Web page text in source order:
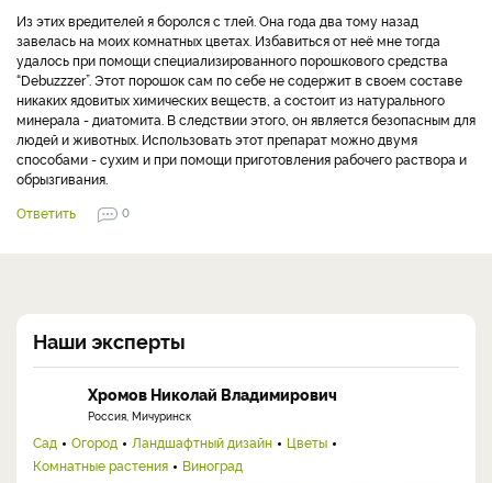
Из этих вредителей я боролся с тлей. Она года два тому назад
завелась на моих комнатных цветах. Избавиться от неё мне тогда
удалось при помощи специализированного порошкового средства
“Debuzzzer”. Этот порошок сам по себе не содержит в своем составе
никаких ядовитых химических веществ, а состоит из натурального
минерала - диатомита. В следствии этого, он является безопасным для
людей и животных. Использовать этот препарат можно двумя
способами - сухим и при помощи приготовления рабочего раствора и
обрызгивания.
Ответить
0
Наши эксперты
Хромов Николай Владимирович
Россия, Мичуринск
Сад Огород Ландшафтный дизайн
Цветы
Комнатные растения
Виноград